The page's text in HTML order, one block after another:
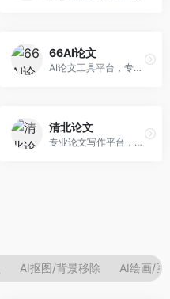
66AI论文
AI论文工具平台，专注于高质量低查重论文生成。面向大学生和研究生，提供论文写作、降重修改等服务，生成内容原创度高，查重率低。
清北论文
专业论文写作平台，依托高校学术资源。面向本科生和研究生，提供论文指导、写作辅助、查重检测等服务，学术规范性强，适合追求高质量论文的用户。
AI抠图/背景移除 AI绘画/图